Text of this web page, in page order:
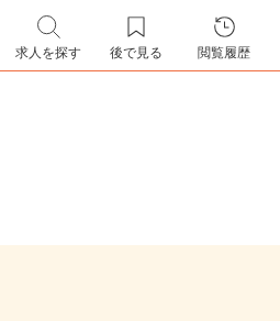
求人を探す 後で見る 閲覧履歴